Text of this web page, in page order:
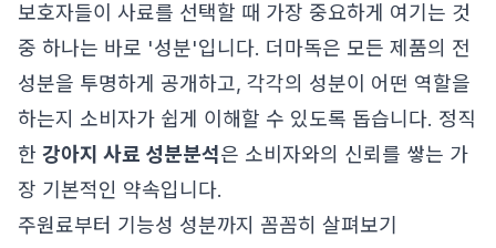
보호자들이 사료를 선택할 때 가장 중요하게 여기는 것
중 하나는 바로 '성분'입니다. 더마독은 모든 제품의 전
성분을 투명하게 공개하고, 각각의 성분이 어떤 역할을
하는지 소비자가 쉽게 이해할 수 있도록 돕습니다. 정직
한 강아지 사료 성분분석은 소비자와의 신뢰를 쌓는 가
장 기본적인 약속입니다.
주원료부터 기능성 성분까지 꼼꼼히 살펴보기